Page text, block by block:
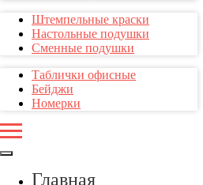
Штемпельные краски
Настольные подушки
Сменные подушки
Таблички офисные
Бейджи
Номерки
Главная